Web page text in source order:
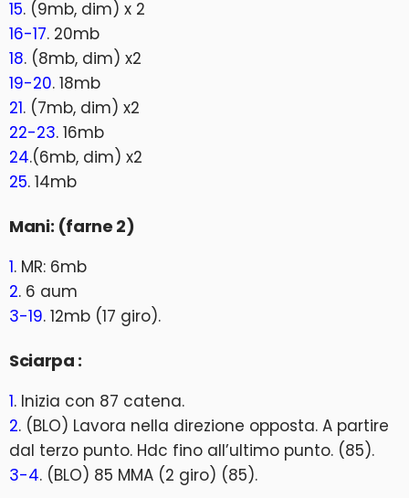
15. (9mb, dim) x 2
16-17. 20mb
18. (8mb, dim) x2
19-20. 18mb
21. (7mb, dim) x2
22-23. 16mb
24.(6mb, dim) x2
25. 14mb
Mani: (farne 2)
1. MR: 6mb
2. 6 aum
3-19. 12mb (17 giro).
Sciarpa :
1. Inizia con 87 catena.
2. (BLO) Lavora nella direzione opposta. A partire
dal terzo punto. Hdc fino all’ultimo punto. (85).
3-4. (BLO) 85 MMA (2 giro) (85).